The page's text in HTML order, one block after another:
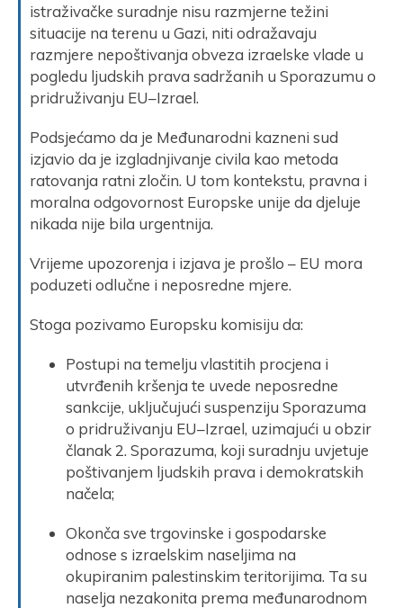
istraživačke suradnje nisu razmjerne težini
situacije na terenu u Gazi, niti odražavaju
razmjere nepoštivanja obveza izraelske vlade u
pogledu ljudskih prava sadržanih u Sporazumu o
pridruživanju EU–Izrael.
Podsjećamo da je Međunarodni kazneni sud
izjavio da je izgladnjivanje civila kao metoda
ratovanja ratni zločin. U tom kontekstu, pravna i
moralna odgovornost Europske unije da djeluje
nikada nije bila urgentnija.
Vrijeme upozorenja i izjava je prošlo – EU mora
poduzeti odlučne i neposredne mjere.
Stoga pozivamo Europsku komisiju da:
Postupi na temelju vlastitih procjena i
utvrđenih kršenja te uvede neposredne
sankcije, uključujući suspenziju Sporazuma
o pridruživanju EU–Izrael, uzimajući u obzir
članak 2. Sporazuma, koji suradnju uvjetuje
poštivanjem ljudskih prava i demokratskih
načela;
Okonča sve trgovinske i gospodarske
odnose s izraelskim naseljima na
okupiranim palestinskim teritorijima. Ta su
naselja nezakonita prema međunarodnom